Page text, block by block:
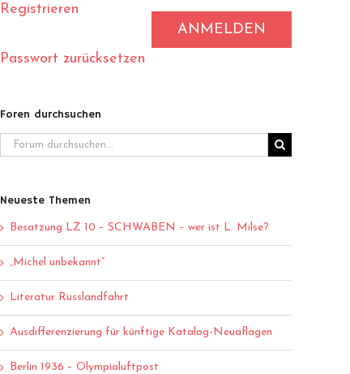
ANMELDEN
Registrieren
Passwort zurücksetzen
Foren durchsuchen
Neueste Themen
Besatzung LZ 10 – SCHWABEN – wer ist L. Milse?
„Michel unbekannt“
Literatur Russlandfahrt
Ausdifferenzierung für künftige Katalog-Neuaflagen
Berlin 1936 – Olympialuftpost